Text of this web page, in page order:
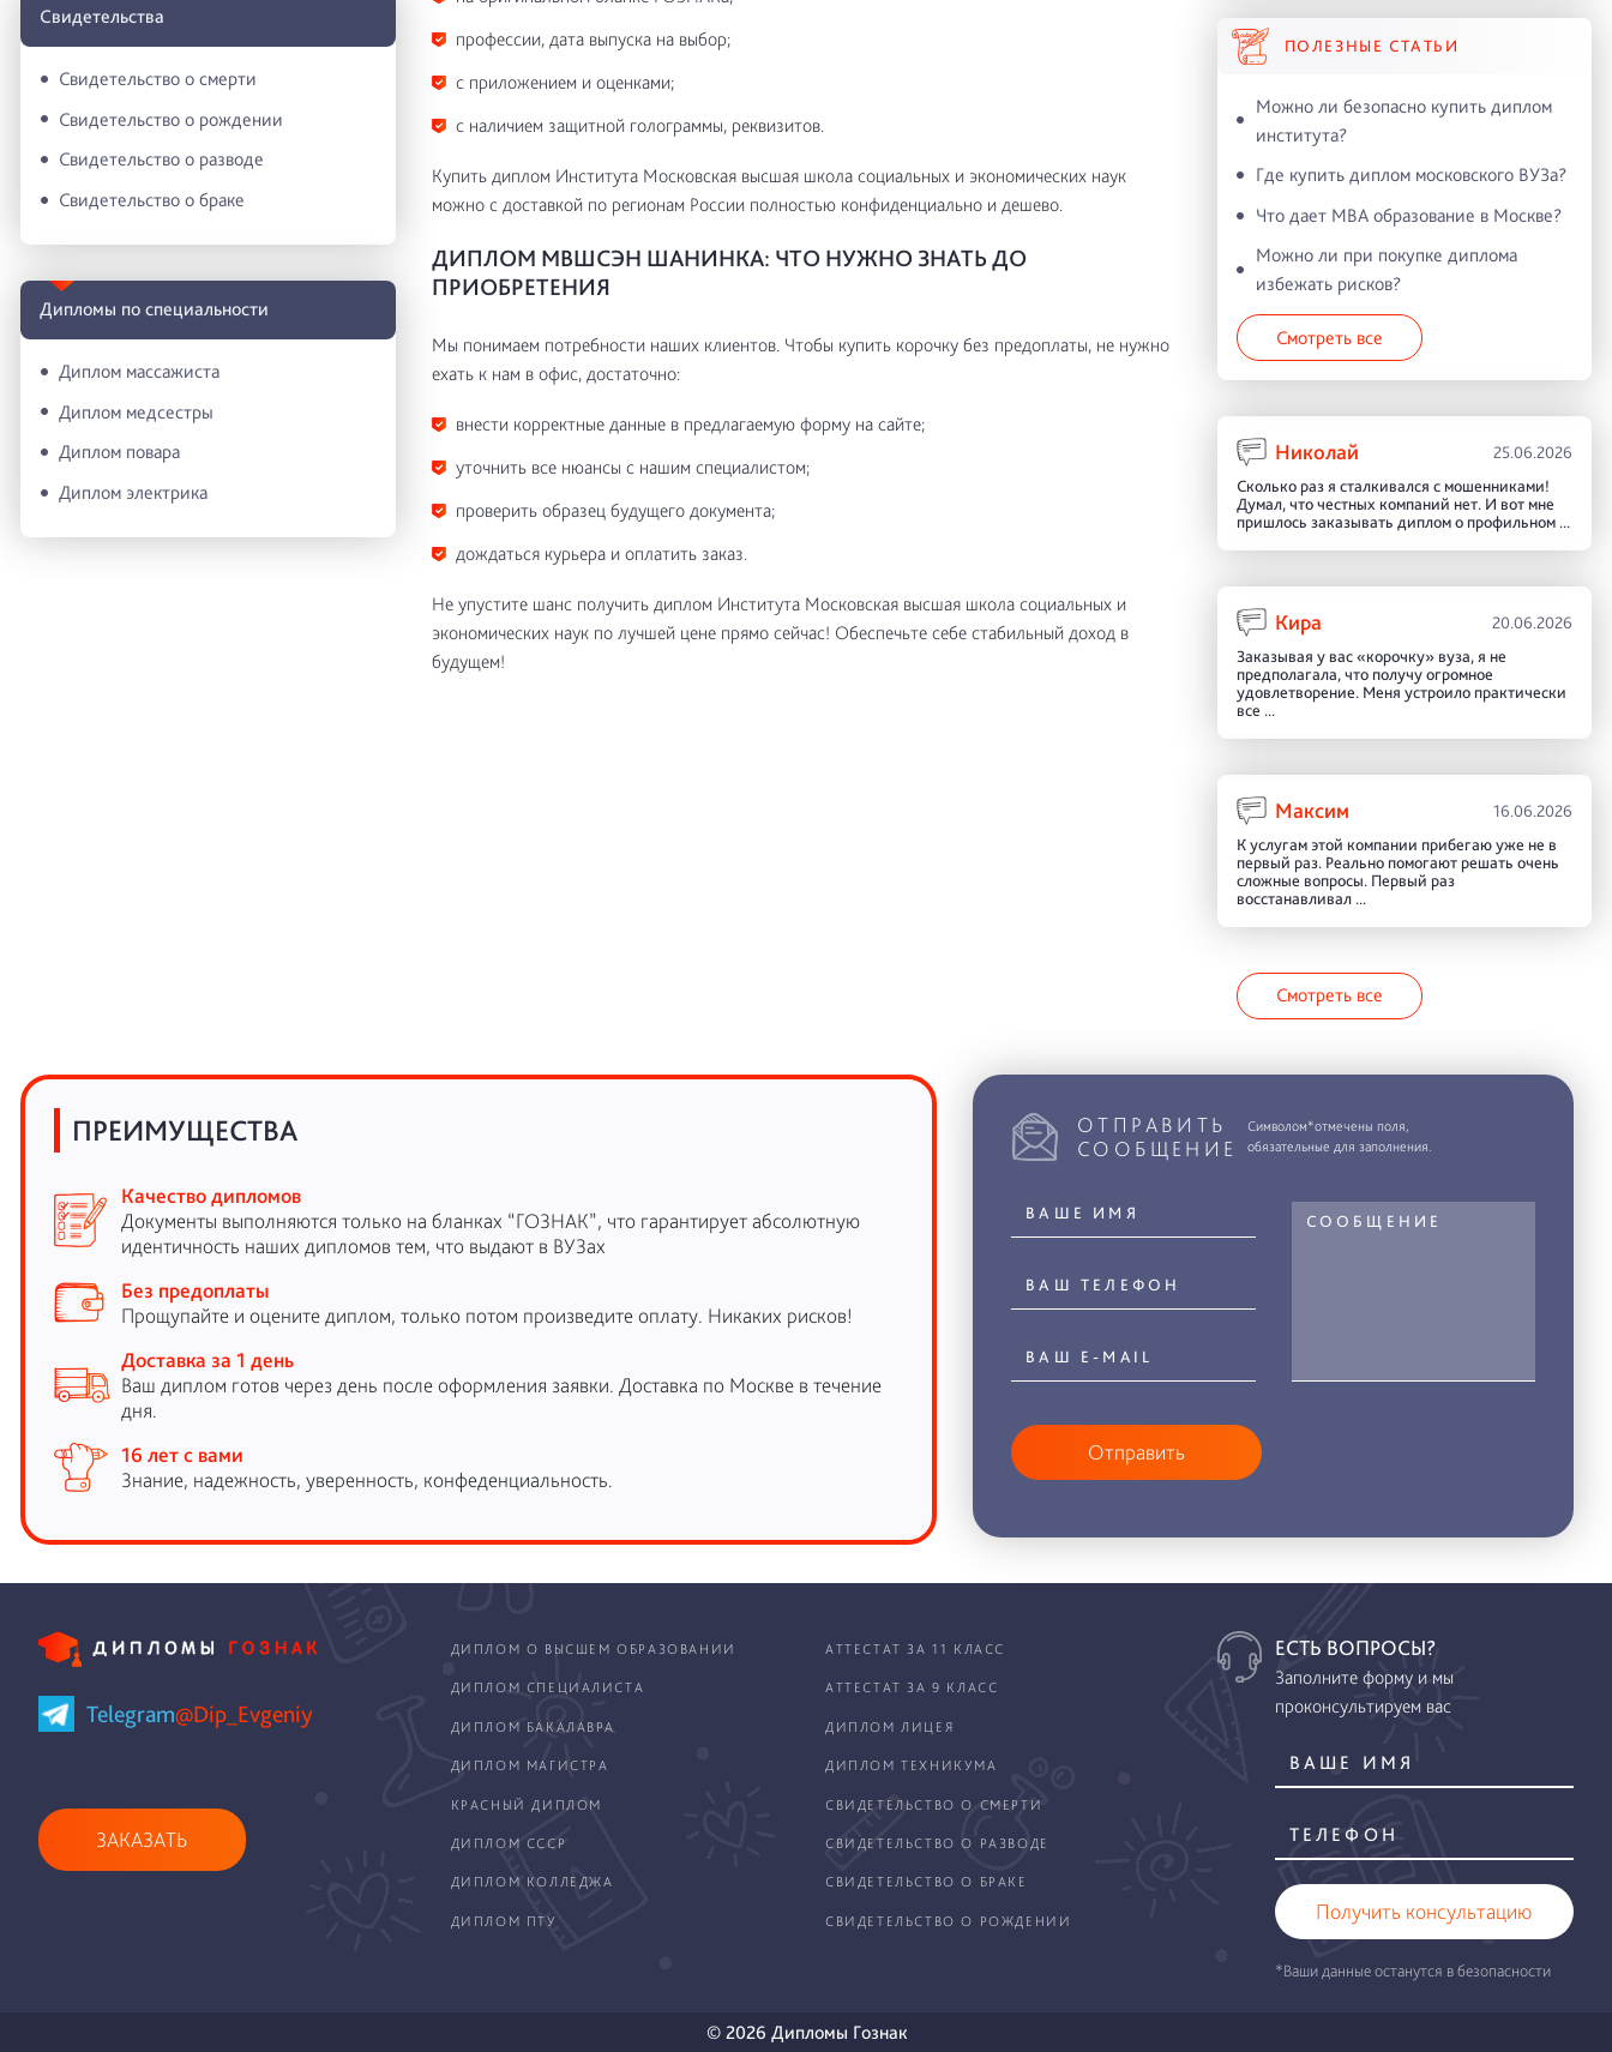
Свидетельства
Свидетельство о смерти
Свидетельство о рождении
Свидетельство о разводе
Свидетельство о браке
Дипломы по специальности
Диплом массажиста
Диплом медсестры
Диплом повара
Диплом электрика
профессии, дата выпуска на выбор;
с приложением и оценками;
с наличием защитной голограммы, реквизитов.
Купить диплом Института Московская высшая школа социальных и экономических наук
можно с доставкой по регионам России полностью конфиденциально и дешево.
ДИПЛОМ МВШСЭН ШАНИНКА: ЧТО НУЖНО ЗНАТЬ ДО
ПРИОБРЕТЕНИЯ
Мы понимаем потребности наших клиентов. Чтобы купить корочку без предоплаты, не нужно
ехать к нам в офис, достаточно:
внести корректные данные в предлагаемую форму на сайте;
уточнить все нюансы с нашим специалистом;
проверить образец будущего документа;
дождаться курьера и оплатить заказ.
Не упустите шанс получить диплом Института Московская высшая школа социальных и
экономических наук по лучшей цене прямо сейчас! Обеспечьте себе стабильный доход в
будущем!
ПОЛЕЗНЫЕ СТАТЬИ
Можно ли безопасно купить диплом
института?
Где купить диплом московского ВУЗа?
Что дает MBA образование в Москве?
Можно ли при покупке диплома
избежать рисков?
Смотреть все
Николай 25.06.2026
Сколько раз я сталкивался с мошенниками!
Думал, что честных компаний нет. И вот мне
пришлось заказывать диплом о профильном ...
Кира 20.06.2026
Заказывая у вас «корочку» вуза, я не
предполагала, что получу огромное
удовлетворение. Меня устроило практически
все ...
Максим 16.06.2026
К услугам этой компании прибегаю уже не в
первый раз. Реально помогают решать очень
сложные вопросы. Первый раз
восстанавливал ...
Смотреть все
ПРЕИМУЩЕСТВА
Качество дипломов
Документы выполняются только на бланках “ГОЗНАК”, что гарантирует абсолютную
идентичность наших дипломов тем, что выдают в ВУЗах
Без предоплаты
Прощупайте и оцените диплом, только потом произведите оплату. Никаких рисков!
Доставка за 1 день
Ваш диплом готов через день после оформления заявки. Доставка по Москве в течение
дня.
16 лет с вами
Знание, надежность, уверенность, конфеденциальность.
ОТПРАВИТЬ
СООБЩЕНИЕ
Символом*отмечены поля,
обязательные для заполнения.
Отправить
Telegram@Dip_Evgeniy
ЗАКАЗАТЬ
ДИПЛОМ О ВЫСШЕМ ОБРАЗОВАНИИ АТТЕСТАТ ЗА 11 КЛАСС
ДИПЛОМ СПЕЦИАЛИСТА АТТЕСТАТ ЗА 9 КЛАСС
ДИПЛОМ БАКАЛАВРА ДИПЛОМ ЛИЦЕЯ
ДИПЛОМ МАГИСТРА ДИПЛОМ ТЕХНИКУМА
КРАСНЫЙ ДИПЛОМ СВИДЕТЕЛЬСТВО О СМЕРТИ
ДИПЛОМ СССР СВИДЕТЕЛЬСТВО О РАЗВОДЕ
ДИПЛОМ КОЛЛЕДЖА СВИДЕТЕЛЬСТВО О БРАКЕ
ДИПЛОМ ПТУ СВИДЕТЕЛЬСТВО О РОЖДЕНИИ
ЕСТЬ ВОПРОСЫ?
Заполните форму и мы
проконсультируем вас
Получить консультацию
*Ваши данные останутся в безопасности
© 2026 Дипломы Гознак